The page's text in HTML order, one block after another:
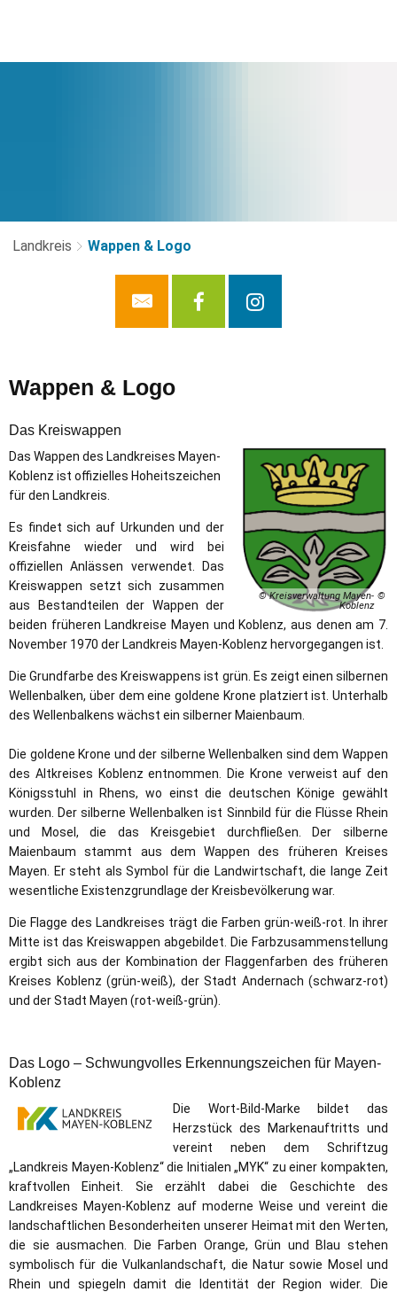
Landkreis Wappen & Logo
Wappen
&
Logo
Wappen & Logo
Das Kreiswappen
© Kreisverwaltung Mayen-
Koblenz
Das Wappen des Landkreises Mayen-
Koblenz ist offizielles Hoheitszeichen
für den Landkreis.
Es findet sich auf Urkunden und der
Kreisfahne wieder und wird bei
offiziellen Anlässen verwendet. Das
Kreiswappen setzt sich zusammen
aus Bestandteilen der Wappen der
beiden früheren Landkreise Mayen und Koblenz, aus denen am 7.
November 1970 der Landkreis Mayen-Koblenz hervorgegangen ist.
Die Grundfarbe des Kreiswappens ist grün. Es zeigt einen silbernen
Wellenbalken, über dem eine goldene Krone platziert ist. Unterhalb
des Wellenbalkens wächst ein silberner Maienbaum.
Die goldene Krone und der silberne Wellenbalken sind dem Wappen
des Altkreises Koblenz entnommen. Die Krone verweist auf den
Königsstuhl in Rhens, wo einst die deutschen Könige gewählt
wurden. Der silberne Wellenbalken ist Sinnbild für die Flüsse Rhein
und Mosel, die das Kreisgebiet durchfließen. Der silberne
Maienbaum stammt aus dem Wappen des früheren Kreises
Mayen. Er steht als Symbol für die Landwirtschaft, die lange Zeit
wesentliche Existenzgrundlage der Kreisbevölkerung war.
Die Flagge des Landkreises trägt die Farben grün-weiß-rot. In ihrer
Mitte ist das Kreiswappen abgebildet. Die Farbzusammenstellung
ergibt sich aus der Kombination der Flaggenfarben des früheren
Kreises Koblenz (grün-weiß), der Stadt Andernach (schwarz-rot)
und der Stadt Mayen (rot-weiß-grün).
Das Logo – Schwungvolles Erkennungszeichen für Mayen-
Koblenz
Die Wort-Bild-Marke bildet das
Herzstück des Markenauftritts und
vereint neben dem Schriftzug
„Landkreis Mayen-Koblenz“ die Initialen „MYK“ zu einer kompakten,
kraftvollen Einheit. Sie erzählt dabei die Geschichte des
Landkreises Mayen-Koblenz auf moderne Weise und vereint die
landschaftlichen Besonderheiten unserer Heimat mit den Werten,
die sie ausmachen. Die Farben Orange, Grün und Blau stehen
symbolisch für die Vulkanlandschaft, die Natur sowie Mosel und
Rhein und spiegeln damit die Identität der Region wider. Die